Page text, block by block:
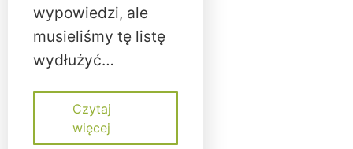
wypowiedzi, ale
musieliśmy tę listę
wydłużyć…
Czytaj
więcej